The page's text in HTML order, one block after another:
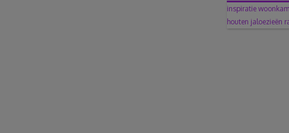
inspiratie
houten jaloezieën